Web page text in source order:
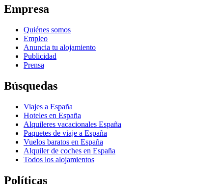
Empresa
Quiénes somos
Empleo
Anuncia tu alojamiento
Publicidad
Prensa
Búsquedas
Viajes a España
Hoteles en España
Alquileres vacacionales España
Paquetes de viaje a España
Vuelos baratos en España
Alquiler de coches en España
Todos los alojamientos
Políticas